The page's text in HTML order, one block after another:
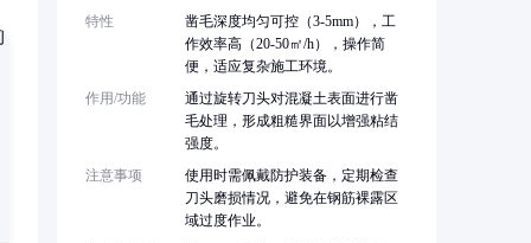
特性
凿毛深度均匀可控（3-5mm），工
作效率高（20-50㎡/h），操作简
便，适应复杂施工环境。
作用/功能
通过旋转刀头对混凝土表面进行凿
毛处理，形成粗糙界面以增强粘结
强度。
注意事项
使用时需佩戴防护装备，定期检查
刀头磨损情况，避免在钢筋裸露区
域过度作业。